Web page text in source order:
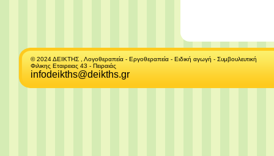
© 2024 ΔΕΙΚΤΗΣ , Λογοθεραπεία - Εργοθεραπεία - Ειδική αγωγή - Συμβουλευτική
Φιλικης Εταιρειας 43 - Πειραιάς
infodeikths@deikths.gr